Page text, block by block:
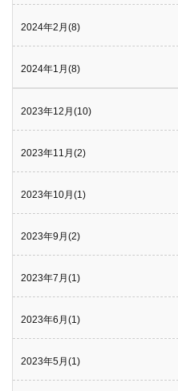
2024年2月(8)
2024年1月(8)
2023年12月(10)
2023年11月(2)
2023年10月(1)
2023年9月(2)
2023年7月(1)
2023年6月(1)
2023年5月(1)